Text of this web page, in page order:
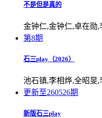
不是但是真的
金钟仁,金钟仁,卓在勋
第8期
石三play（2026）
池石镇,李相烨,全昭旻,
更新至260526期
新版石三play